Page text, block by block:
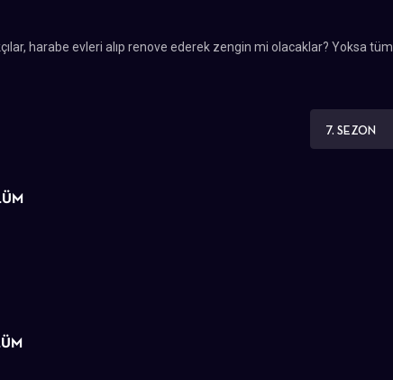
harabe evleri alıp renove ederek zengin mi olacaklar? Yoksa tüm
7. SEZON